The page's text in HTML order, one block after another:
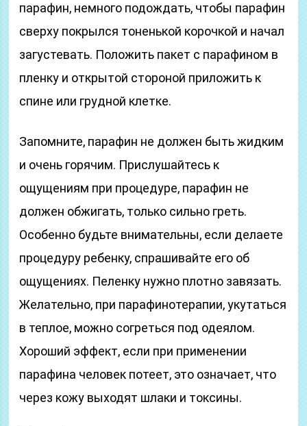
парафин, немного подождать, чтобы парафин
сверху покрылся тоненькой корочкой и начал
загустевать. Положить пакет с парафином в
пленку и открытой стороной приложить к
спине или грудной клетке.
Запомните, парафин не должен быть жидким
и очень горячим. Прислушайтесь к
ощущениям при процедуре, парафин не
должен обжигать, только сильно греть.
Особенно будьте внимательны, если делаете
процедуру ребенку, спрашивайте его об
ощущениях. Пеленку нужно плотно завязать.
Желательно, при парафинотерапии, укутаться
в теплое, можно согреться под одеялом.
Хороший эффект, если при применении
парафина человек потеет, это означает, что
через кожу выходят шлаки и токсины.